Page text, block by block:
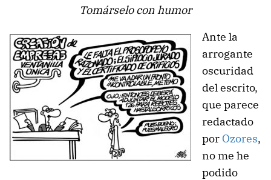
Tomárselo con humor
Ante la
arrogante
oscuridad
del escrito,
que parece
redactado
por Ozores,
no me he
podido